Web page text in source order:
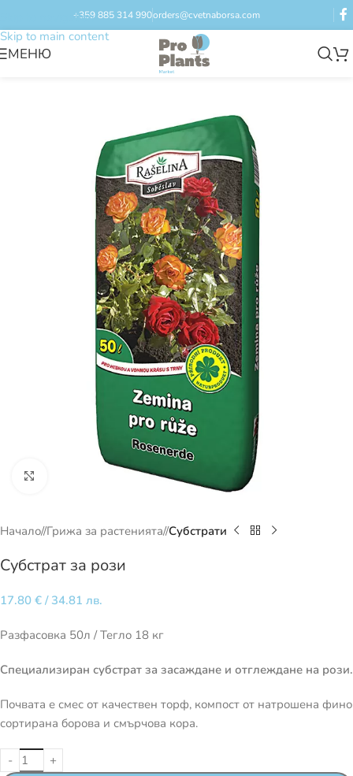
Skip to navigation
Skip to main content
+359 885 314 990orders@cvetnaborsa.com
МЕНЮ
Кликнете за уголемяване
Начало/ Грижа за растенията/ Субстрати
Субстрат за рози
17.80 € / 34.81 лв.
Разфасовка 50л / Тегло 18 кг
Специализиран субстрат за засаждане и отглеждане на рози.
Почвата е смес от качествен торф, компост от натрошена фино
сортирана борова и смърчова кора.